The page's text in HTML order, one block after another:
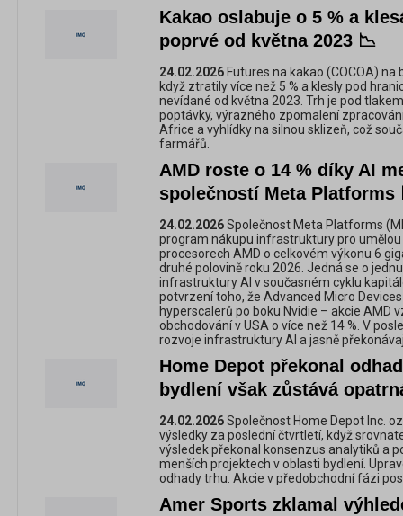
Kakao oslabuje o 5 % a
poprvé od května 2023 📉
24.02.2026 Futures na kakao (COCOA) na
když ztratily více než 5 % a klesly pod
nevídané od května 2023. Trh je pod
poptávky, výrazného zpomalení
Africe a vyhlídky na silnou sklizeň, což
farmářů.
AMD roste o 14 % díky AI
společností Meta Platforms
24.02.2026Společnost Meta Platforms
program nákupu infrastruktury pro
procesorech AMD o celkovém výkonu 6
druhé polovině roku 2026. Jedná se o
infrastruktury AI v současném cyklu
potvrzení toho, že Advanced Micro
hyperscalerů po boku Nvidie – akcie AMD
obchodování v USA o více než 14 %. V
rozvoje infrastruktury AI a jasně
Home Depot překonal
bydlení však zůstává
24.02.2026Společnost Home Depot Inc.
výsledky za poslední čtvrtletí, když
výsledek překonal konsenzus analytiků a
menších projektech v oblasti bydlení.
odhady trhu. Akcie v předobchodní fázi
Amer Sports zklamal